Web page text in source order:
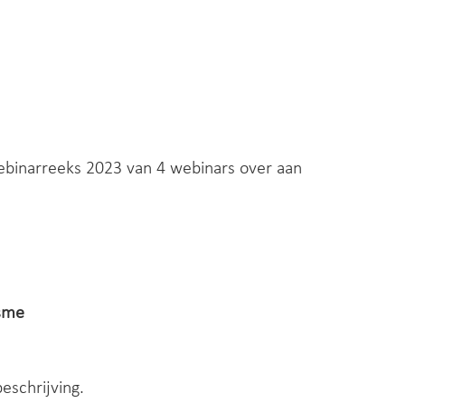
2023 van 4 webinars over aan